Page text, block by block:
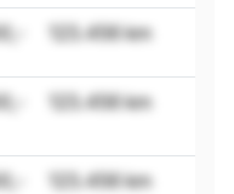
123.456 km
123.456 km
123.456 km